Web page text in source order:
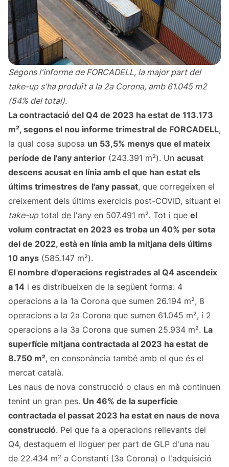
Segons l'informe de FORCADELL, la major part del
take-up s'ha produït a la 2a Corona, amb 61.045 m2
(54% del total).
La contractació del Q4 de 2023 ha estat de 113.173
m², segons el nou informe trimestral de FORCADELL,
la qual cosa suposa un 53,5% menys que el mateix
període de l'any anterior (243.391 m²). Un acusat
descens acusat en línia amb el que han estat els
últims trimestres de l'any passat, que corregeixen el
creixement dels últims exercicis post-COVID, situant el
take-uptotal de l'any en 507.491 m². Tot i que el
volum contractat en 2023 es troba un 40% per sota
del de 2022, està en línia amb la mitjana dels últims
10 anys (585.147 m²).
El nombre d'operacions registrades al Q4 ascendeix
a 14 i es distribueixen de la següent forma: 4
operacions a la 1a Corona que sumen 26.194 m², 8
operacions a la 2a Corona que sumen 61.045 m², i 2
operacions a la 3a Corona que sumen 25.934 m². La
superfície mitjana contractada al 2023 ha estat de
8.750 m², en consonància també amb el que és el
mercat català.
Les naus de nova construcció o claus en mà continuen
tenint un gran pes. Un 46% de la superfície
contractada el passat 2023 ha estat en naus de nova
construcció. Pel que fa a operacions rellevants del
Q4, destaquem el lloguer per part de GLP d'una nau
de 22.434 m² a Constantí (3a Corona) o l'adquisició